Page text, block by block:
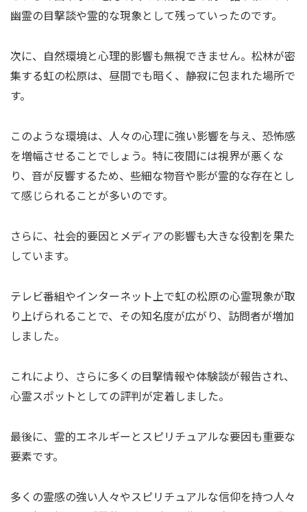
幽霊の目撃談や霊的な現象として残っていったのです。
次に、自然環境と心理的影響も無視できません。松林が密
集する虹の松原は、昼間でも暗く、静寂に包まれた場所で
す。
このような環境は、人々の心理に強い影響を与え、恐怖感
を増幅させることでしょう。特に夜間には視界が悪くな
り、音が反響するため、些細な物音や影が霊的な存在とし
て感じられることが多いのです。
さらに、社会的要因とメディアの影響も大きな役割を果た
しています。
テレビ番組やインターネット上で虹の松原の心霊現象が取
り上げられることで、その知名度が広がり、訪問者が増加
しました。
これにより、さらに多くの目撃情報や体験談が報告され、
心霊スポットとしての評判が定着しました。
最後に、霊的エネルギーとスピリチュアルな要因も重要な
要素です。
多くの霊感の強い人々やスピリチュアルな信仰を持つ人々